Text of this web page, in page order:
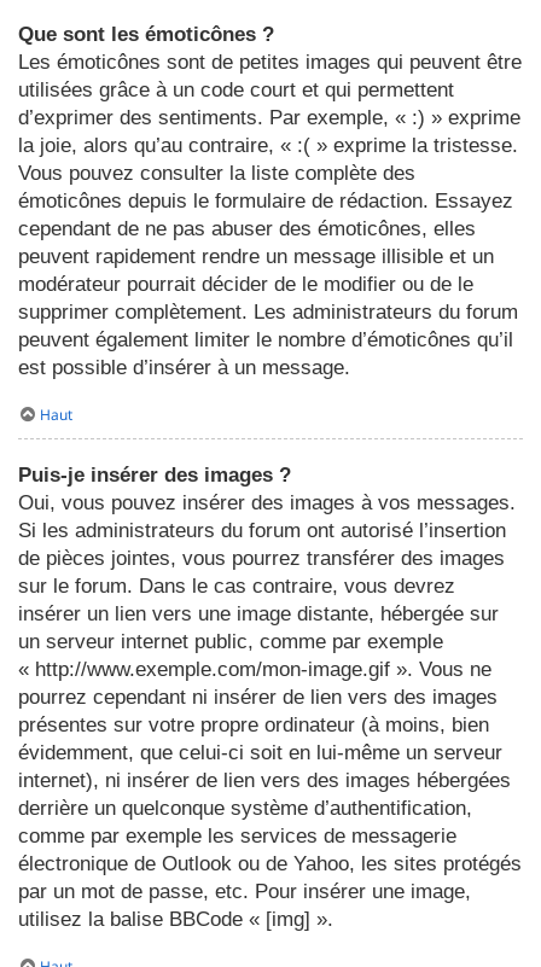
Que sont les émoticônes ?
Les émoticônes sont de petites images qui peuvent être
utilisées grâce à un code court et qui permettent
d’exprimer des sentiments. Par exemple, « :) » exprime
la joie, alors qu’au contraire, « :( » exprime la tristesse.
Vous pouvez consulter la liste complète des
émoticônes depuis le formulaire de rédaction. Essayez
cependant de ne pas abuser des émoticônes, elles
peuvent rapidement rendre un message illisible et un
modérateur pourrait décider de le modifier ou de le
supprimer complètement. Les administrateurs du forum
peuvent également limiter le nombre d’émoticônes qu’il
est possible d’insérer à un message.
Haut
Puis-je insérer des images ?
Oui, vous pouvez insérer des images à vos messages.
Si les administrateurs du forum ont autorisé l’insertion
de pièces jointes, vous pourrez transférer des images
sur le forum. Dans le cas contraire, vous devrez
insérer un lien vers une image distante, hébergée sur
un serveur internet public, comme par exemple
« http://www.exemple.com/mon-image.gif ». Vous ne
pourrez cependant ni insérer de lien vers des images
présentes sur votre propre ordinateur (à moins, bien
évidemment, que celui-ci soit en lui-même un serveur
internet), ni insérer de lien vers des images hébergées
derrière un quelconque système d’authentification,
comme par exemple les services de messagerie
électronique de Outlook ou de Yahoo, les sites protégés
par un mot de passe, etc. Pour insérer une image,
utilisez la balise BBCode « [img] ».